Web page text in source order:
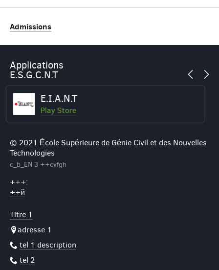
Admissions
Applications
E.S.G.C.N.T
© 2021 École Supérieure de Génie Civil et des Nouvelles
Technologies
c_b_EN 3 ++cvfgh
+++:
++й
Titre 1
adresse 1
tel 1 description
tel 2